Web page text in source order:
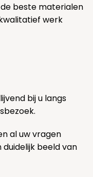
beste materialen
werk
bij u langs
al uw vragen
beeld van